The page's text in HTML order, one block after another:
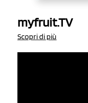
myfruit.TV
Scopri di più